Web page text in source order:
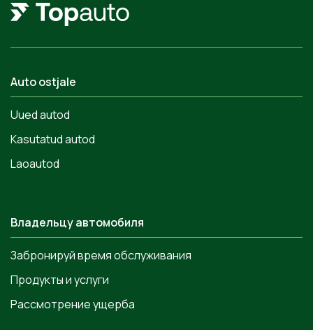
Auto ostjale
Uued autod
Kasutatud autod
Laoautod
Владельцу автомобиля
Забронируй время обслуживания
Продукты и услуги
Рассмотрение ущерба